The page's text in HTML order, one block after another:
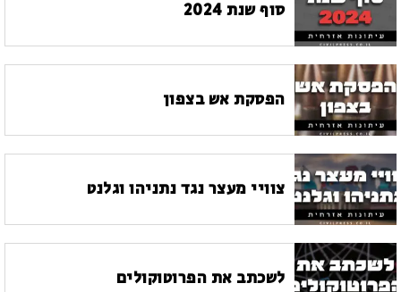
סוף שנת 2024
הפסקת אש בצפון
צוויי מעצר נגד נתניהו וגלנט
לשכתב את הפרוטוקולים